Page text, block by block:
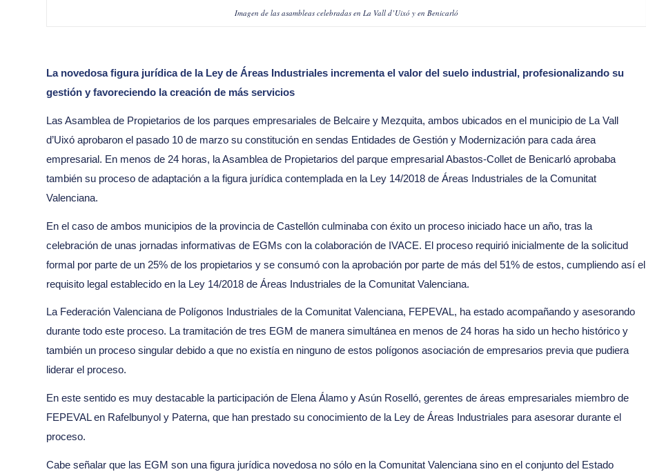
Imagen de las asambleas celebradas en La Vall d’Uixó y en Benicarló
La novedosa figura jurídica de la Ley de Áreas Industriales incrementa el valor del suelo industrial, profesionalizando su
gestión y favoreciendo la creación de más servicios
Las Asamblea de Propietarios de los parques empresariales de Belcaire y Mezquita, ambos ubicados en el municipio de La Vall
d’Uixó aprobaron el pasado 10 de marzo su constitución en sendas Entidades de Gestión y Modernización para cada área
empresarial. En menos de 24 horas, la Asamblea de Propietarios del parque empresarial Abastos-Collet de Benicarló aprobaba
también su proceso de adaptación a la figura jurídica contemplada en la Ley 14/2018 de Áreas Industriales de la Comunitat
Valenciana.
En el caso de ambos municipios de la provincia de Castellón culminaba con éxito un proceso iniciado hace un año, tras la
celebración de unas jornadas informativas de EGMs con la colaboración de IVACE. El proceso requirió inicialmente de la solicitud
formal por parte de un 25% de los propietarios y se consumó con la aprobación por parte de más del 51% de estos, cumpliendo así el
requisito legal establecido en la Ley 14/2018 de Áreas Industriales de la Comunitat Valenciana.
La Federación Valenciana de Polígonos Industriales de la Comunitat Valenciana, FEPEVAL, ha estado acompañando y asesorando
durante todo este proceso. La tramitación de tres EGM de manera simultánea en menos de 24 horas ha sido un hecho histórico y
también un proceso singular debido a que no existía en ninguno de estos polígonos asociación de empresarios previa que pudiera
liderar el proceso.
En este sentido es muy destacable la participación de Elena Álamo y Asún Roselló, gerentes de áreas empresariales miembro de
FEPEVAL en Rafelbunyol y Paterna, que han prestado su conocimiento de la Ley de Áreas Industriales para asesorar durante el
proceso.
Cabe señalar que las EGM son una figura jurídica novedosa no sólo en la Comunitat Valenciana sino en el conjunto del Estado